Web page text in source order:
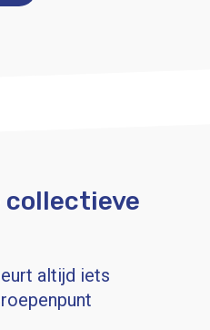
collectieve
altijd iets